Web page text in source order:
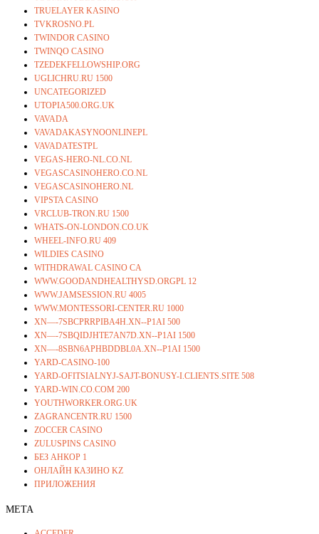
TRUELAYER KASINO
TVKROSNO.PL
TWINDOR CASINO
TWINQO CASINO
TZEDEKFELLOWSHIP.ORG
UGLICHRU.RU 1500
UNCATEGORIZED
UTOPIA500.ORG.UK
VAVADA
VAVADAKASYNOONLINEPL
VAVADATESTPL
VEGAS-HERO-NL.CO.NL
VEGASCASINOHERO.CO.NL
VEGASCASINOHERO.NL
VIPSTA CASINO
VRCLUB-TRON.RU 1500
WHATS-ON-LONDON.CO.UK
WHEEL-INFO.RU 409
WILDIES CASINO
WITHDRAWAL CASINO CA
WWW.GOODANDHEALTHYSD.ORGPL 12
WWW.JAMSESSION.RU 4005
WWW.MONTESSORI-CENTER.RU 1000
XN—-7SBCPRRPIBA4H.XN--P1AI 500
XN—-7SBQIDJHTE7AN7D.XN--P1AI 1500
XN—-8SBN6APHBDDBL0A.XN--P1AI 1500
YARD-CASINO-100
YARD-OFITSIALNYJ-SAJT-BONUSY-I.CLIENTS.SITE 508
YARD-WIN.CO.COM 200
YOUTHWORKER.ORG.UK
ZAGRANCENTR.RU 1500
ZOCCER CASINO
ZULUSPINS CASINO
БЕЗ АНКОР 1
ОНЛАЙН КАЗИНО KZ
ПРИЛОЖЕНИЯ
META